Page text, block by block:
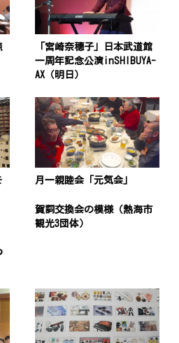
「宮崎奈穗子」日本武道館
一周年記念公演inSHIBUYA-
AX（明日）
月一親睦会「元気会」
賀詞交換会の模様（熱海市
観光3団体）